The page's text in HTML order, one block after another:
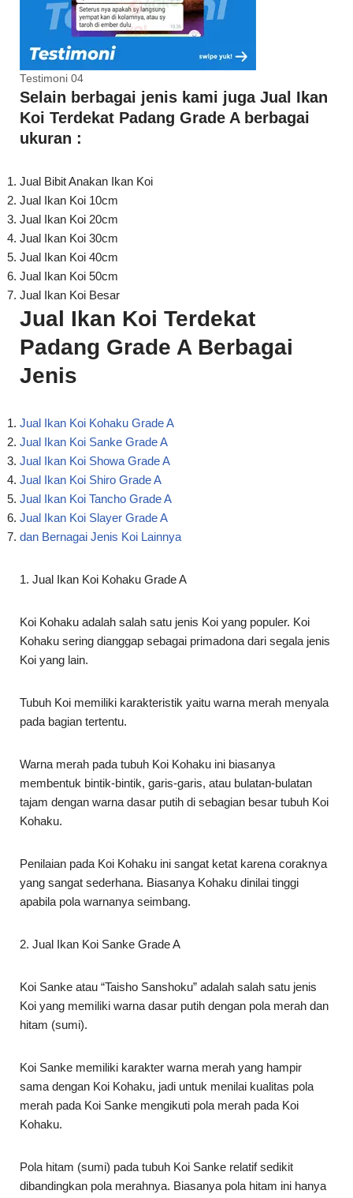
Selain berbagai jenis kami juga Jual Ikan
Koi Terdekat Padang Grade A berbagai
ukuran :
Jual Bibit Anakan Ikan Koi
Jual Ikan Koi 10cm
Jual Ikan Koi 20cm
Jual Ikan Koi 50cm
Jual Ikan Koi Besar
Jual Ikan Koi Terdekat
Padang Grade A Berbagai
Jenis
Jual Ikan Koi Kohaku Grade A
Jual Ikan Koi Sanke Grade A
Jual Ikan Koi Showa Grade A
Jual Ikan Koi Slayer Grade A
dan Bernagai Jenis Koi Lainnya
1. Jual Ikan Koi Kohaku Grade A
Koi Kohaku adalah salah satu jenis Koi yang populer. Koi
Koi yang lain.
Tubuh Koi memiliki karakteristik yaitu warna merah menyala
pada bagian tertentu.
membentuk bintik-bintik, garis-garis, atau bulatan-bulatan
tajam dengan warna dasar putih di sebagian besar tubuh Koi
Penilaian pada Koi Kohaku ini sangat ketat karena coraknya
yang sangat sederhana. Biasanya Kohaku dinilai tinggi
apabila pola warnanya seimbang.
2. Jual Ikan Koi Sanke Grade A
Koi Sanke atau “Taisho Sanshoku” adalah salah satu jenis
hitam (sumi).
Koi Sanke memiliki karakter warna merah yang hampir
sama dengan Koi Kohaku, jadi untuk menilai kualitas pola
merah pada Koi Sanke mengikuti pola merah pada Koi
Pola hitam (sumi) pada tubuh Koi Sanke relatif sedikit
dibandingkan pola merahnya. Biasanya pola hitam ini hanya
berupa bintik-bintik atau hanya pola kecil.
Warna putih yang seputih salju (snow white) adalah salah
satu hal yang paling dominan untuk menentukan Koi.